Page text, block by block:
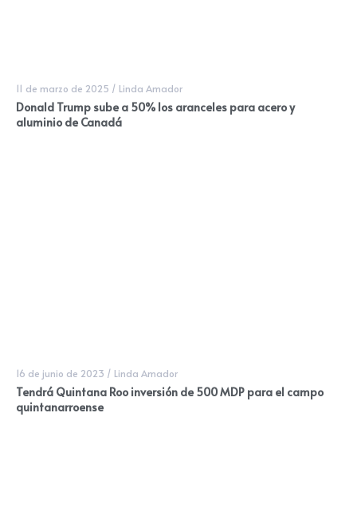
11 de marzo de 2025 / Linda Amador
Donald Trump sube a 50% los aranceles para acero y
aluminio de Canadá
16 de junio de 2023 / Linda Amador
Tendrá Quintana Roo inversión de 500 MDP para el campo
quintanarroense